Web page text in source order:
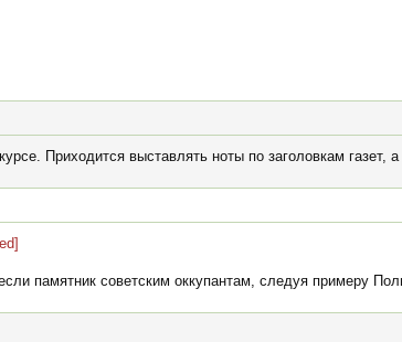
Приходится выставлять ноты по заголовкам газет,
памятник советским оккупантам, следуя примеру